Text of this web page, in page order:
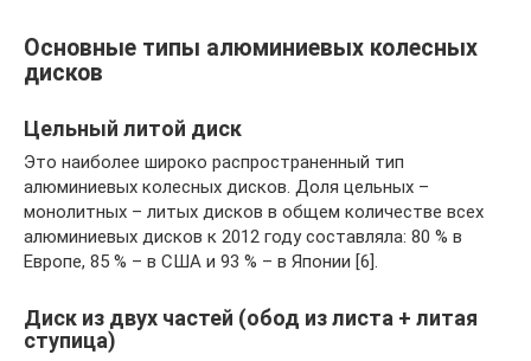
Основные типы алюминиевых колесных
дисков
Цельный литой диск
Это наиболее широко распространенный тип
алюминиевых колесных дисков. Доля цельных –
монолитных – литых дисков в общем количестве всех
алюминиевых дисков к 2012 году составляла: 80 % в
Европе, 85 % – в США и 93 % – в Японии [6].
Диск из двух частей (обод из листа + литая
ступица)